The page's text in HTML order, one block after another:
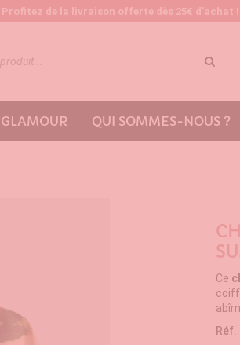
Profitez de la livraison offerte dès 25€ d’achat !
QUI SOMMES-NOUS ?
Ce
Réf.